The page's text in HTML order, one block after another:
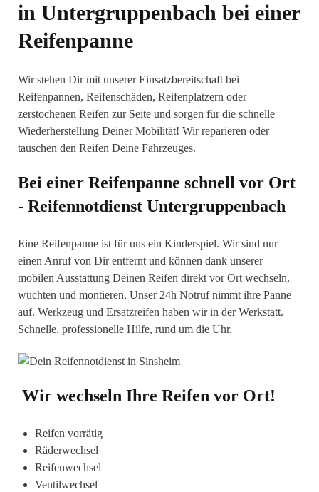
in Untergruppenbach bei einer
Reifenpanne
Wir stehen Dir mit unserer Einsatzbereitschaft bei
Reifenpannen, Reifenschäden, Reifenplatzern oder
zerstochenen Reifen zur Seite und sorgen für die schnelle
Wiederherstellung Deiner Mobilität! Wir reparieren oder
tauschen den Reifen Deine Fahrzeuges.
Bei einer Reifenpanne schnell vor Ort
- Reifennotdienst Untergruppenbach
Eine Reifenpanne ist für uns ein Kinderspiel. Wir sind nur
einen Anruf von Dir entfernt und können dank unserer
mobilen Ausstattung Deinen Reifen direkt vor Ort wechseln,
wuchten und montieren. Unser 24h Notruf nimmt ihre Panne
auf. Werkzeug und Ersatzreifen haben wir in der Werkstatt.
Schnelle, professionelle Hilfe, rund um die Uhr.
Wir wechseln Ihre Reifen vor Ort!
Reifen vorrätig
Räderwechsel
Reifenwechsel
Ventilwechsel